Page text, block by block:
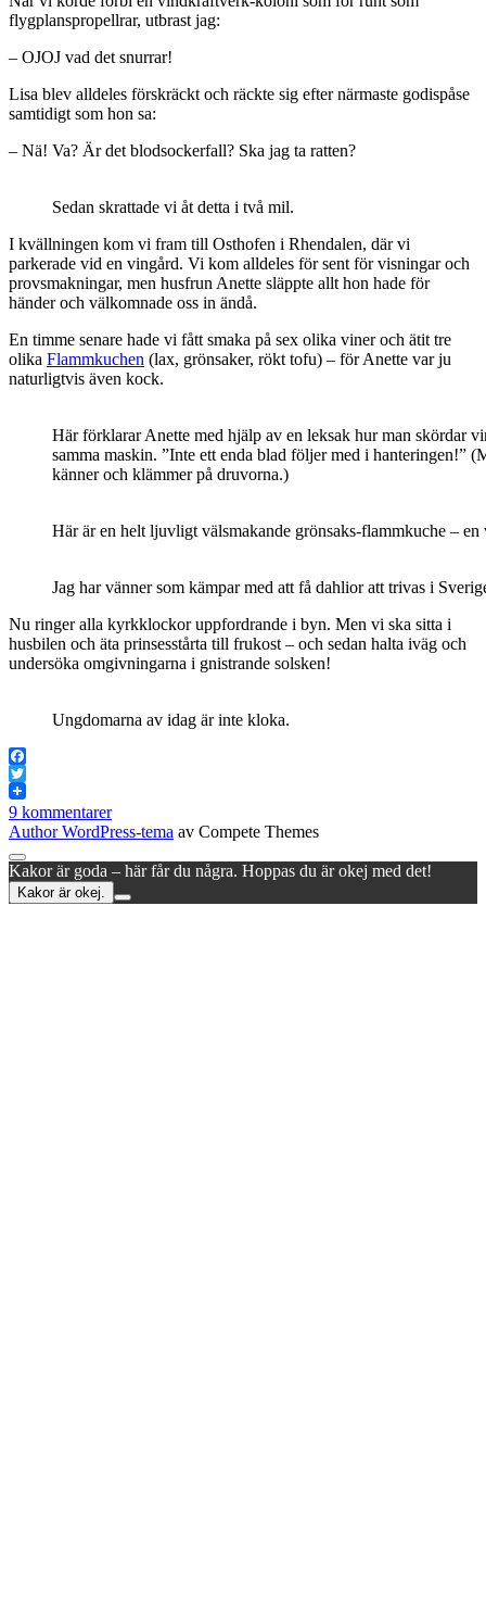
flygplanspropellrar, utbrast jag:
– OJOJ vad det snurrar!
Lisa blev alldeles förskräckt och räckte sig efter närmaste godispåse
samtidigt som hon sa:
– Nä! Va? Är det blodsockerfall? Ska jag ta ratten?
Sedan skrattade vi åt detta i två mil.
I kvällningen kom vi fram till Osthofen i Rhendalen, där vi
parkerade vid en vingård. Vi kom alldeles för sent för visningar och
provsmakningar, men husfrun Anette släppte allt hon hade för
händer och välkomnade oss in ändå.
En timme senare hade vi fått smaka på sex olika viner och ätit tre
olika Flammkuchen (lax, grönsaker, rökt tofu) – för Anette var ju
naturligtvis även kock.
Här förklarar Anette med hjälp av en leksak hur man skördar
samma maskin. ”Inte ett enda blad följer med i hanteringen!”
känner och klämmer på druvorna.)
Här är en helt ljuvligt välsmakande grönsaks-flammkuche –
Jag har vänner som kämpar med att få dahlior att trivas i
Nu ringer alla kyrkklockor uppfordrande i byn. Men vi ska sitta i
husbilen och äta prinsesstårta till frukost – och sedan halta iväg och
undersöka omgivningarna i gnistrande solsken!
Ungdomarna av idag är inte kloka.
Facebook
Twitter
9 kommentarer
Author WordPress-tema av Compete Themes
Rulla
till
toppen
Kakor är goda – här får du några. Hoppas du är okej med det!
Kakor är okej.